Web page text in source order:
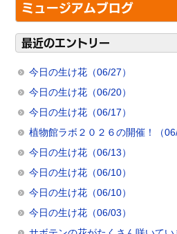
ミュージアムブログ
最近のエントリー
今日の生け花（06/27）
今日の生け花（06/20）
今日の生け花（06/17）
植物館ラボ２０２６の開催！（06/
今日の生け花（06/13）
今日の生け花（06/10）
今日の生け花（06/10）
今日の生け花（06/03）